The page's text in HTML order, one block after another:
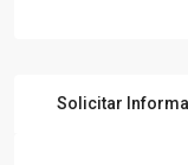
Solicitar